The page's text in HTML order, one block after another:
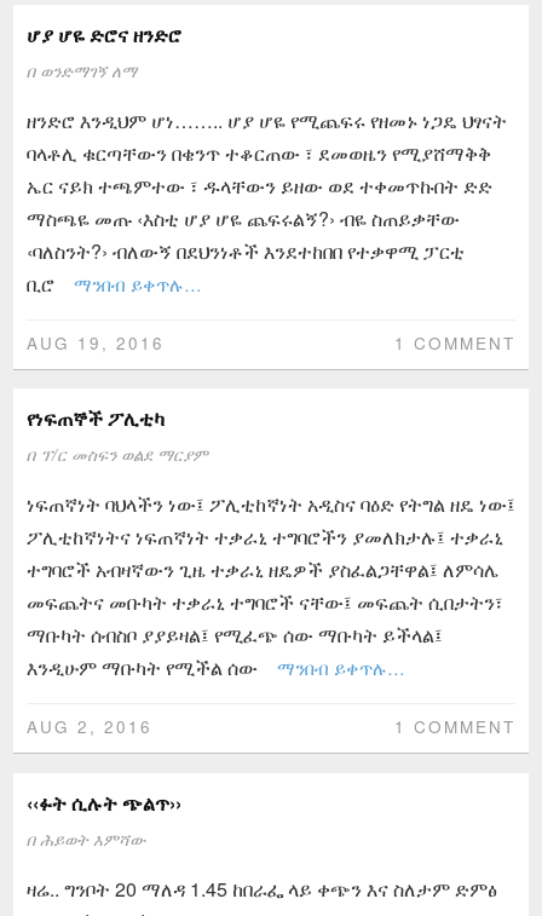
ሆያ ሆዬ ድሮና ዘንድሮ
በ ወንድማገኝ ለማ
ዘንድሮ እንዲህም ሆነ…….. ሆያ ሆዬ የሚጨፍሩ የዘመኑ ነጋዴ ህፃናት
ባላቶሊ ቁርጣቸውን በቄንጥ ተቆርጠው ፣ ደመወዜን የሚያሸማቅቅ
ኤር ናይክ ተጫምተው ፣ ዱላቸውን ይዘው ወደ ተቀመጥኩበት ድድ
ማስጫዬ መጡ ‹እስቲ ሆያ ሆዬ ጨፍሩልኝ?› ብዬ ስጠይቃቸው
‹ባለስንት?› ብለውኝ በደህንነቶች እንደተከበበ የተቃዋሚ ፓርቲ
ቢሮ
ማንበብ ይቀጥሉ…
AUG 19, 2016 1 COMMENT
የነፍጠኞች ፖሊቲካ
በ ፕ/ር መስፍን ወልደ ማርያም
ነፍጠኛነት ባህላችን ነው፤ ፖሊቲከኛነት አዲስና ባዕድ የትግል ዘዴ ነው፤
ፖሊቲከኛነትና ነፍጠኛነት ተቃራኒ ተግባሮችን ያመለክታሉ፤ ተቃራኒ
ተግባሮች አብዛኛውን ጊዜ ተቃራኒ ዘዴዎች ያስፈልጋቸዋል፤ ለምሳሌ
መፍጨትና መቡካት ተቃራኒ ተግባሮች ናቸው፤ መፍጨት ሲበታትን፣
ማቡካት ሰብስቦ ያያይዛል፤ የሚፈጭ ሰው ማቡካት ይችላል፤
እንዲሁም ማቡካት የሚችል ሰው
ማንበብ ይቀጥሉ…
AUG 2, 2016 1 COMMENT
‹‹ፉት ሲሉት ጭልጥ››
በ ሕይወት እምሻው
ዛሬ.. ግንቦት 20 ማለዳ 1.45 ከበራፌ ላይ ቀጭን እና ስለታም ድምፅ